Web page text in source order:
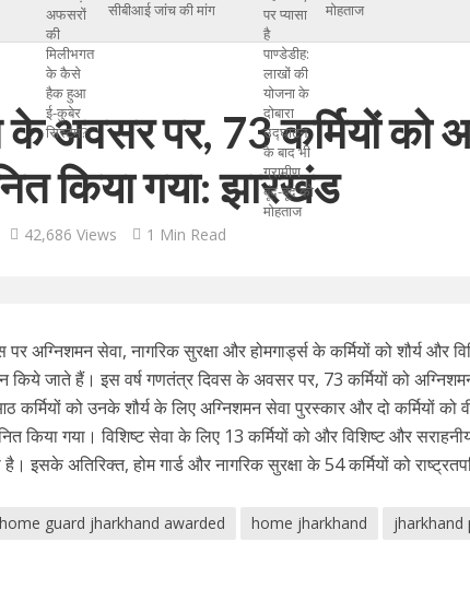
सीबीआई जांच की मांग
मोहताज
अवसर पर, 73 कर्मियों को
किया गया: झारखंड
42,686 Views 1 Min Read
अग्निशमन सेवा, नागरिक सुरक्षा और होमगार्ड्स के कर्मियों को शौर्य और
किये जाते हैं। इस वर्ष गणतंत्र दिवस के अवसर पर, 73 कर्मियों को
को उनके शौर्य के लिए अग्निशमन सेवा पुरस्कार और दो कर्मियों को
किया गया। विशिष्ट सेवा के लिए 13 कर्मियों को और विशिष्ट और
है। इसके अतिरिक्त, होम गार्ड और नागरिक सुरक्षा के 54 कर्मियों को
home guard jharkhand awarded home jharkhand jharkhand